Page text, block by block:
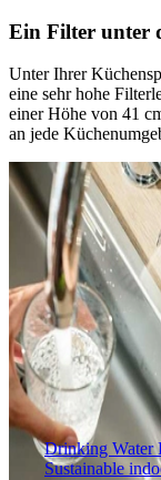
Drinking Water
Sustainable
Ein Filter unter
Unter Ihrer
eine sehr hohe
einer Höhe von 41
an jede